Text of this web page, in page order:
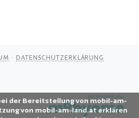
der Bereitstellung von mobil-am-
von mobil-am-land.at erklären
DATENSCHUTZERKLÄRUNG